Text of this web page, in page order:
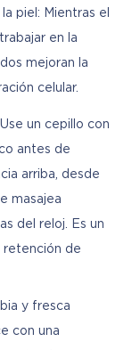
piel: Mientras el
en la
mejoran la
celular.
un cepillo con
antes de
arriba, desde
masajea
del reloj. Es un
retención de
y fresca
con una